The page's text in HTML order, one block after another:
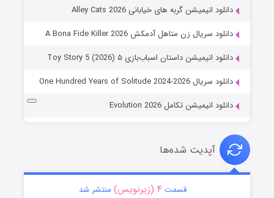
دانلود انیمیشن گربه های خیابانی Alley Cats 2026
دانلود سریال زن متاهل آدمکش A Bona Fide Killer 2026
دانلود انیمیشن داستان اسباب‌بازی ۵ Toy Story 5 (2026)
دانلود سریال One Hundred Years of Solitude 2024-2026
دانلود انیمیشن تکامل Evolution 2026
آپدیت شده‌ها
قسمت۴ (زیرنویس) منتشر شد